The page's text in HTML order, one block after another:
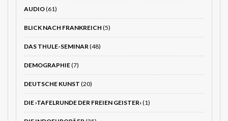
AUDIO(61)
BLICK NACH FRANKREICH (5)
DAS THULE-SEMINAR (48)
DEMOGRAPHIE(7)
DEUTSCHE KUNST (20)
DIE ›TAFELRUNDE DER FREIEN GEISTER‹(1)